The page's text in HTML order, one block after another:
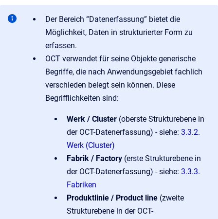
Der Bereich “Datenerfassung” bietet die
Möglichkeit, Daten in strukturierter Form zu
erfassen.
OCT verwendet für seine Objekte generische
Begriffe, die nach Anwendungsgebiet fachlich
verschieden belegt sein können. Diese
Begrifflichkeiten sind:
Werk / Cluster (oberste Strukturebene in
der OCT-Datenerfassung) - siehe: 3.3.2.
Werk (Cluster)
Fabrik / Factory (erste Strukturebene in
der OCT-Datenerfassung) - siehe: 3.3.3.
Fabriken
Produktlinie / Product line (zweite
Strukturebene in der OCT-